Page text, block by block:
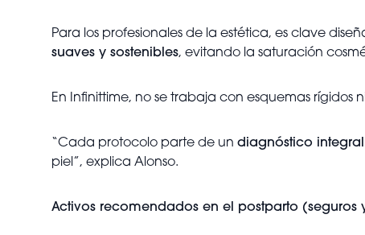
Para los profesionales de la estética, es clave
suaves y sostenibles, evitando la saturación
En Infinittime, no se trabaja con esquemas
“Cada protocolo parte de un diagnóstico
piel”, explica Alonso.
Activos recomendados en el postparto (seguros